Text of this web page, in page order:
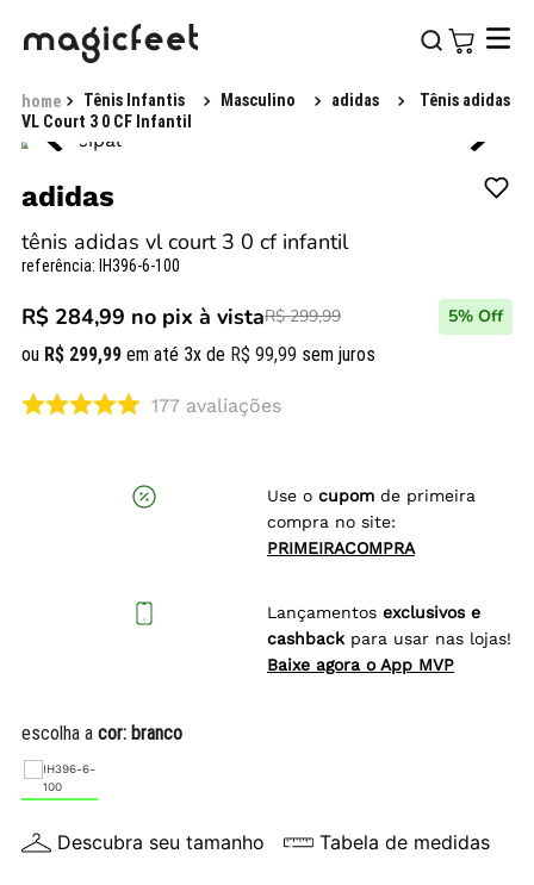
Tênis Infantis Masculino adidas
Tênis adidas
VL Court 3 0 CF Infantil
adidas
tênis adidas vl court 3 0 cf infantil
referência: IH396-6-100
R$ 284,99 no pix à vistaR$ 299,99 5% Off
ou R$ 299,99 em até 3x de R$ 99,99 sem juros
177 avaliações
Use o cupom de primeira
compra no site:
PRIMEIRACOMPRA
Lançamentos exclusivos e
cashback para usar nas lojas!
Baixe agora o App MVP
escolha a cor: branco
Descubra seu tamanho Tabela de medidas